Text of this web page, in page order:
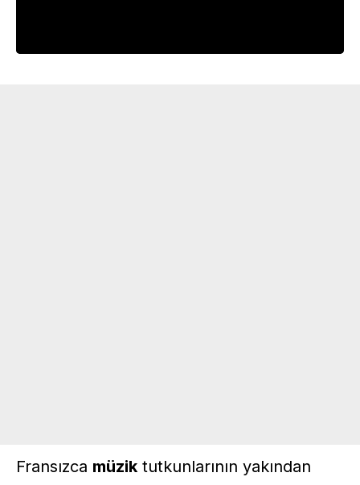
Fransızca müzik tutkunlarının yakından